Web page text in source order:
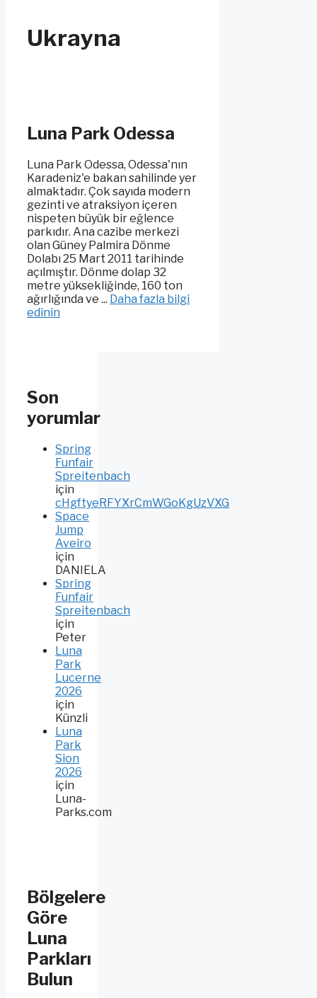
Ukrayna
Luna Park Odessa
Luna Park Odessa, Odessa'nın
Karadeniz'e bakan sahilinde yer
almaktadır. Çok sayıda modern
gezinti ve atraksiyon içeren
nispeten büyük bir eğlence
parkıdır. Ana cazibe merkezi
olan Güney Palmira Dönme
Dolabı 25 Mart 2011 tarihinde
açılmıştır. Dönme dolap 32
metre yüksekliğinde, 160 ton
ağırlığında ve ... Daha fazla bilgi
edinin
Son
yorumlar
Spring
Funfair
Spreitenbach
için
cHgftyeRFYXrCmWGoKgUzVXG
Space
Jump
Aveiro
için
DANIELA
Spring
Funfair
Spreitenbach
için
Peter
Luna
Park
Lucerne
2026
için
Künzli
Luna
Park
Sion
2026
için
Luna-
Parks.com
Bölgelere
Göre
Luna
Parkları
Bulun